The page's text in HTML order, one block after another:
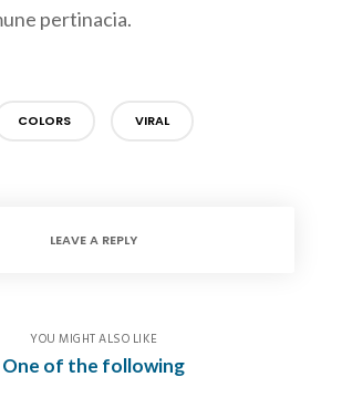
pertinacia.
COLORS VIRAL
LEAVE A REPLY
YOU MIGHT ALSO LIKE
One of the following